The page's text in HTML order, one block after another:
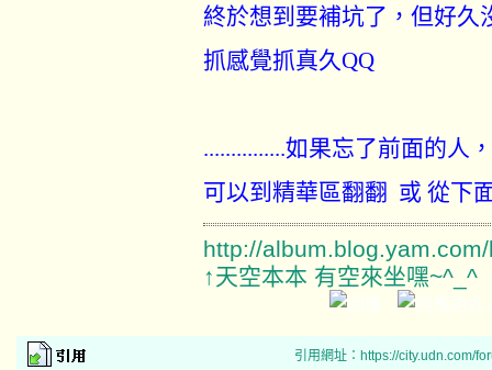
終於想到要補坑了，但好久
抓感覺抓真久QQ
...............如果忘了前面的人
可以到精華區翻翻 或 從下
http://
↑天空本本 有空來坐嘿~^_^
引用網址：https://city.udn.com/